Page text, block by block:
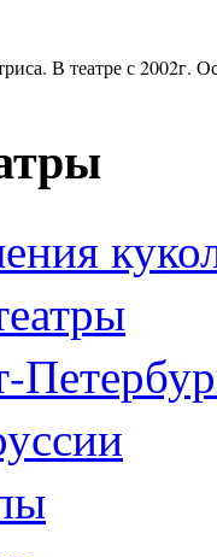
В театре с 2002г.